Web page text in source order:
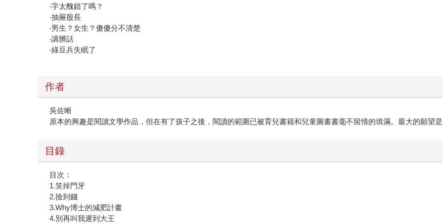
‧字太醜錯了嗎？
‧抽屜股長
‧男生？女生？傻傻分不清楚
‧講髒話
‧綠豆兵失眠了
作者
吳佐晰
原本的興趣是閱讀文學作品，但在有了孩子之後，閱讀的範圍已被育兒書籍和兒童圖畫書毫不留情的填滿。最大的願望
目錄
目次：
1.笑掉門牙
2.撿到錢
3.Why博士的減肥計畫
4.別再叫我遲到大王